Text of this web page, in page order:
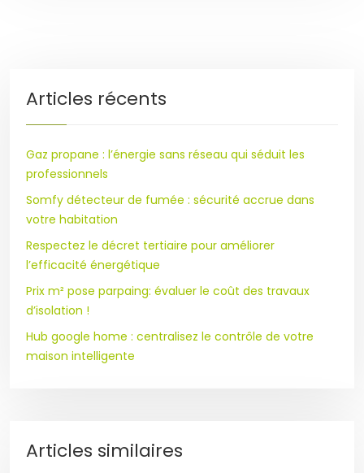
Articles récents
Gaz propane : l’énergie sans réseau qui séduit les
professionnels
Somfy détecteur de fumée : sécurité accrue dans
votre habitation
Respectez le décret tertiaire pour améliorer
l’efficacité énergétique
Prix m² pose parpaing: évaluer le coût des travaux
d’isolation !
Hub google home : centralisez le contrôle de votre
maison intelligente
Articles similaires